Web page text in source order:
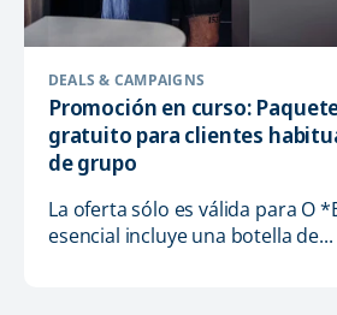
DEALS & CAMPAIGNS
Promoción en curso:
gratuito para clientes
de grupo
La oferta sólo es válida para O
esencial incluye una botella de...